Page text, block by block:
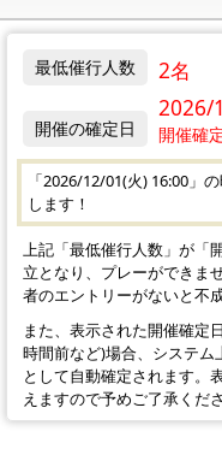
最低催行人数 2名
開催の確定日
2026/
開催確
「2026/12/01(火) 16:00」
します！
上記「最低催行人数」が「
立となり、プレーができま
者のエントリーがないと不
また、表示された開催確定
時間前など)場合、システ
として自動確定されます。
えますので予めご了承くださ